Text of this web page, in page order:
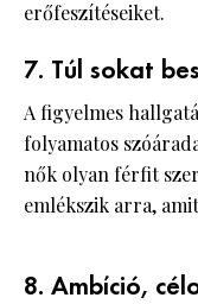
erőfeszítéseiket.
7. Túl sokat
A figyelmes
folyamatos
nők olyan férfit
emlékszik arra,
8. Ambíció,